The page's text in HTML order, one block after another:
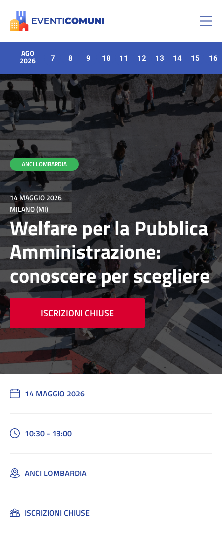
AGO
2026 7 8 9 10 11 12 13 14 15 16
ANCI LOMBARDIA
14 MAGGIO 2026
MILANO (MI)
Welfare per la Pubblica
Amministrazione:
conoscere per scegliere
ISCRIZIONI CHIUSE
14 MAGGIO 2026
10:30 - 13:00
ANCI LOMBARDIA
ISCRIZIONI CHIUSE